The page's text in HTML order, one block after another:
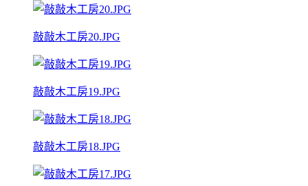
敲敲木工房20.JPG
敲敲木工房19.JPG
敲敲木工房18.JPG